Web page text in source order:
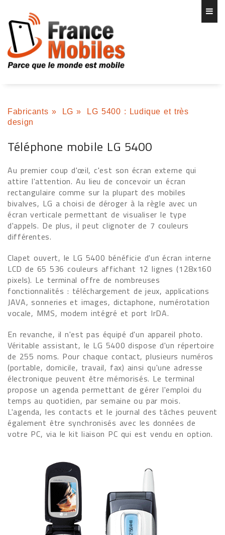
Fabricants » LG »
LG 5400 : Ludique et très
design
Téléphone mobile LG 5400
Au premier coup d'œil, c'est son écran externe qui
attire l'attention. Au lieu de concevoir un écran
rectangulaire comme sur la plupart des mobiles
bivalves, LG a choisi de déroger à la règle avec un
écran verticale permettant de visualiser le type
d'appels. De plus, il peut clignoter de 7 couleurs
différentes.
Clapet ouvert, le LG 5400 bénéficie d'un écran interne
LCD de 65 536 couleurs affichant 12 lignes (128x160
pixels). Le terminal offre de nombreuses
fonctionnalités : téléchargement de jeux, applications
JAVA, sonneries et images, dictaphone, numérotation
vocale, MMS, modem intégré et port IrDA.
En revanche, il n'est pas équipé d'un appareil photo.
Véritable assistant, le LG 5400 dispose d'un répertoire
de 255 noms. Pour chaque contact, plusieurs numéros
(portable, domicile, travail, fax) ainsi qu'une adresse
électronique peuvent être mémorisés. Le terminal
propose un agenda permettant de gérer l'emploi du
temps au quotidien, par semaine ou par mois.
L'agenda, les contacts et le journal des tâches peuvent
également être synchronisés avec les données de
votre PC, via le kit liaison PC qui est vendu en option.